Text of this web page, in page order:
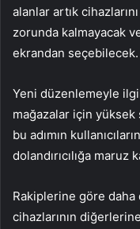
alanlar artık
zorunda kalmayacak
ekrandan seçebilecek.
Yeni düzenlemeyle
mağazalar için
bu adımın
dolandırıcılığa maruz
Rakiplerine göre
cihazlarının